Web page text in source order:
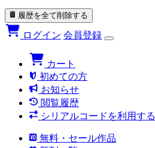
履歴を全て削除する
ログイン 会員登録
カート
初めての方
お知らせ
閲覧履歴
シリアルコードを利用する
無料・セール作品